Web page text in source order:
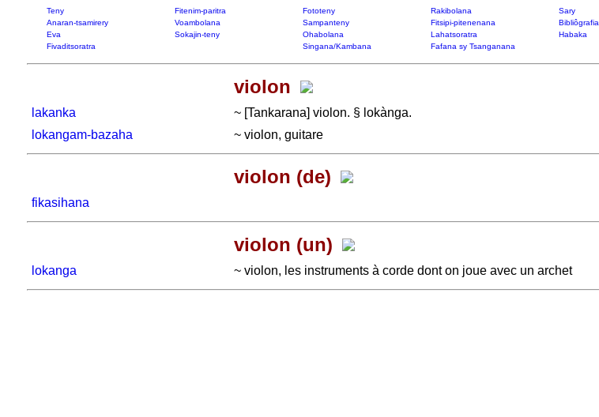
Teny Fitenim-paritra Fototeny Rakibolana Sary
Anaran-tsamirery
Voambolana Sampanteny Fitsipi-pitenenana Bibliôgrafia
Eva
Sokajin-teny Ohabolana Lahatsoratra Habaka
Fivaditsoratra
Singana/Kambana Fafana sy Tsanganana
violon
lakanka
~ [Tankarana] violon. § lokànga.
lokangam-bazaha
~ violon, guitare
violon (de)
fikasihana
violon (un)
lokanga ~ violon, les instruments à corde dont on joue avec un archet